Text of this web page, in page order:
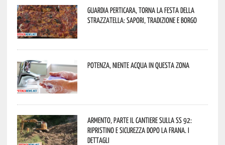
Guardia Perticara, torna la Festa della
Strazzatella: sapori, tradizione e borgo
Potenza, niente acqua in questa zona
Armento, parte il cantiere sulla SS 92:
ripristino e sicurezza dopo la frana. I
dettagli